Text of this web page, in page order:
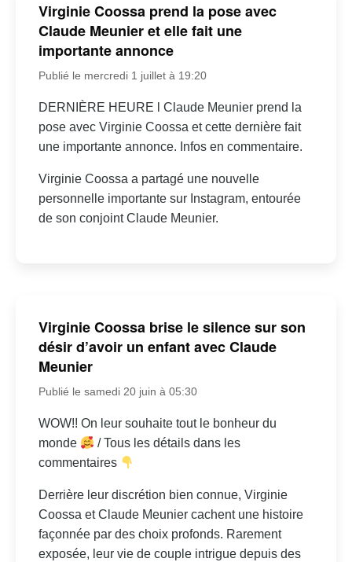
Virginie Coossa prend la pose avec
Claude Meunier et elle fait une
importante annonce
Publié le mercredi 1 juillet à 19:20
DERNIÈRE HEURE l Claude Meunier prend la
pose avec Virginie Coossa et cette dernière fait
une importante annonce. Infos en commentaire.
Virginie Coossa a partagé une nouvelle
personnelle importante sur Instagram, entourée
de son conjoint Claude Meunier.
Virginie Coossa brise le silence sur son
désir d’avoir un enfant avec Claude
Meunier
Publié le samedi 20 juin à 05:30
WOW!! On leur souhaite tout le bonheur du
monde
/ Tous les détails dans les
commentaires
Derrière leur discrétion bien connue, Virginie
Coossa et Claude Meunier cachent une histoire
façonnée par des choix profonds. Rarement
exposée, leur vie de couple intrigue depuis des